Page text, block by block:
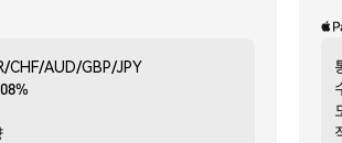
CHF/AUD/GBP/JPY